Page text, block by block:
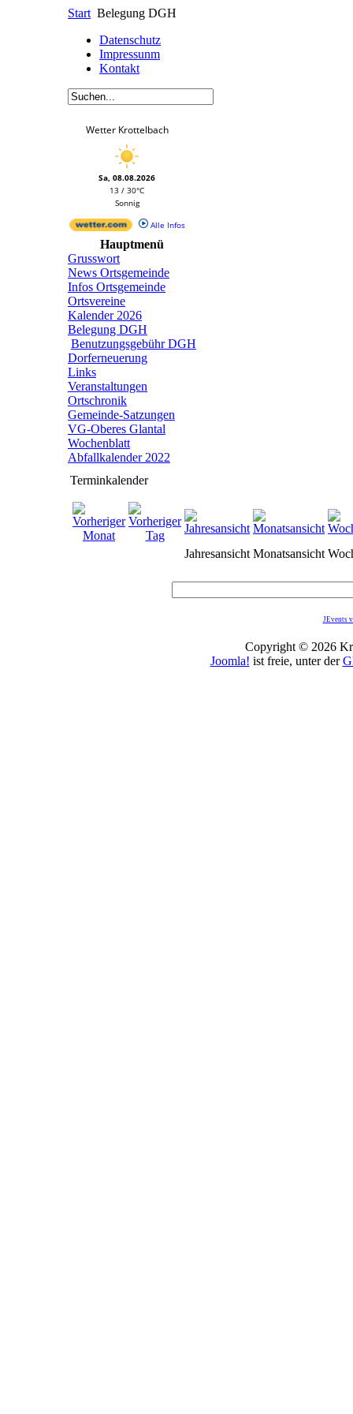
Start Belegung DGH
Datenschutz
Impressunm
Kontakt
Wetter Krottelbach
Sa, 08.08.2026
13 / 30°C
Sonnig
Alle Infos
Hauptmenü
Grusswort
News Ortsgemeinde
Infos Ortsgemeinde
Ortsvereine
Kalender 2026
Belegung DGH
Benutzungsgebühr DGH
Dorferneuerung
Links
Veranstaltungen
Ortschronik
Gemeinde-Satzungen
VG-Oberes Glantal
Wochenblatt
Abfallkalender 2022
Terminkalender
Jahresansicht Monatsansicht
JEvents
Copyright © 2026
Joomla! ist freie, unter der